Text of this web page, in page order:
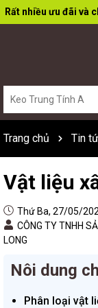
Rất nhiều ưu đãi và
Trang chủ Tin
Vật liệu
Thứ Ba, 27/05/
CÔNG TY TNHH
LONG
Nôi dung
Phân loại vật